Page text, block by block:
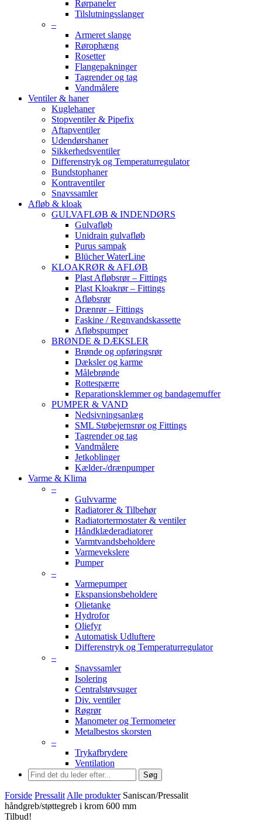
Rørpaneler
Tilslutningsslanger
–
Armeret slange
Rørophæng
Rosetter
Flangepakninger
Tagrender og tag
Vandmålere
Ventiler & haner
Kuglehaner
Stopventiler & Pipefix
Aftapventiler
Udendørshaner
Sikkerhedsventiler
Differenstryk og Temperaturregulator
Bundstophaner
Kontraventiler
Snavssamler
Afløb & kloak
GULVAFLØB & INDENDØRS
Gulvafløb
Unidrain gulvafløb
Purus sampak
Blücher WaterLine
KLOAKRØR & AFLØB
Plast Afløbsrør – Fittings
Plast Kloakrør – Fittings
Afløbsrør
Drænrør – Fittings
Faskine / Regnvandskassette
Afløbspumper
BRØNDE & DÆKSLER
Brønde og opføringsrør
Dæksler og karme
Målebrønde
Rottespærre
Reparationsklemmer og bandagemuffer
PUMPER & VAND
Nedsivningsanlæg
SML Støbejernsrør og Fittings
Tagrender og tag
Vandmålere
Jetkoblinger
Kælder-/drænpumper
Varme & Klima
–
Gulvvarme
Radiatorer & Tilbehør
Radiatortermostater & ventiler
Håndklæderadiatorer
Varmtvandsbeholdere
Varmevekslere
Pumper
–
Varmepumper
Ekspansionsbeholdere
Olietanke
Hydrofor
Oliefyr
Automatisk Udluftere
Differenstryk og Temperaturregulator
–
Snavssamler
Isolering
Centralstøvsuger
Div. ventiler
Røgrør
Manometer og Termometer
Metalbestos skorsten
–
Trykafbrydere
Ventilation
Søg
Forside Pressalit Alle produkter Saniscan/Pressalit
håndgreb/støttegreb i krom 600 mm
Tilbud!